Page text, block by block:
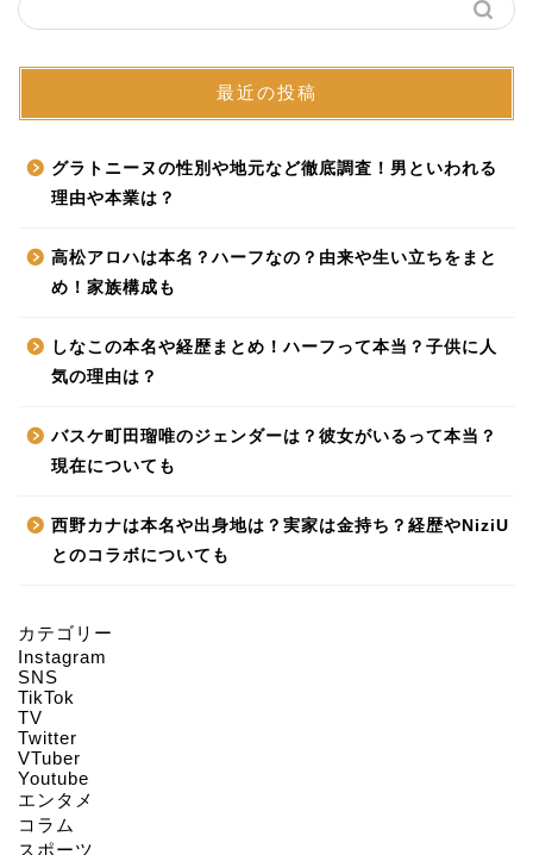
最近の投稿
グラトニーヌの性別や地元など徹底調査！男といわれる
理由や本業は？
高松アロハは本名？ハーフなの？由来や生い立ちをまと
め！家族構成も
しなこの本名や経歴まとめ！ハーフって本当？子供に人
気の理由は？
バスケ町田瑠唯のジェンダーは？彼女がいるって本当？
現在についても
西野カナは本名や出身地は？実家は金持ち？経歴やNiziU
とのコラボについても
カテゴリー
Instagram
SNS
TikTok
TV
Twitter
VTuber
Youtube
エンタメ
コラム
スポーツ